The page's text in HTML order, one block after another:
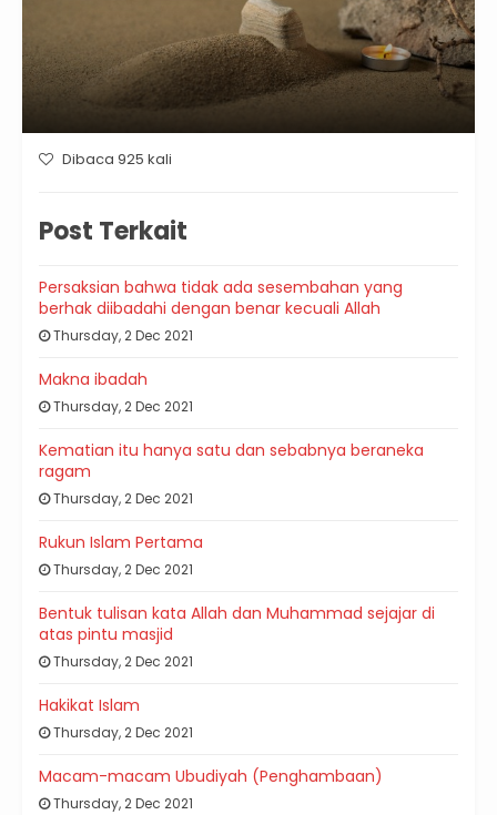
Dibaca 925 kali
Post Terkait
Persaksian bahwa tidak ada sesembahan yang
berhak diibadahi dengan benar kecuali Allah
Thursday, 2 Dec 2021
Makna ibadah
Thursday, 2 Dec 2021
Kematian itu hanya satu dan sebabnya beraneka
ragam
Thursday, 2 Dec 2021
Rukun Islam Pertama
Thursday, 2 Dec 2021
Bentuk tulisan kata Allah dan Muhammad sejajar di
atas pintu masjid
Thursday, 2 Dec 2021
Hakikat Islam
Thursday, 2 Dec 2021
Macam-macam Ubudiyah (Penghambaan)
Thursday, 2 Dec 2021